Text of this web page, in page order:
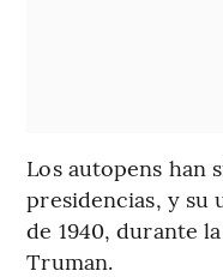
Los autopens han
presidencias, y su
de 1940, durante
Truman.